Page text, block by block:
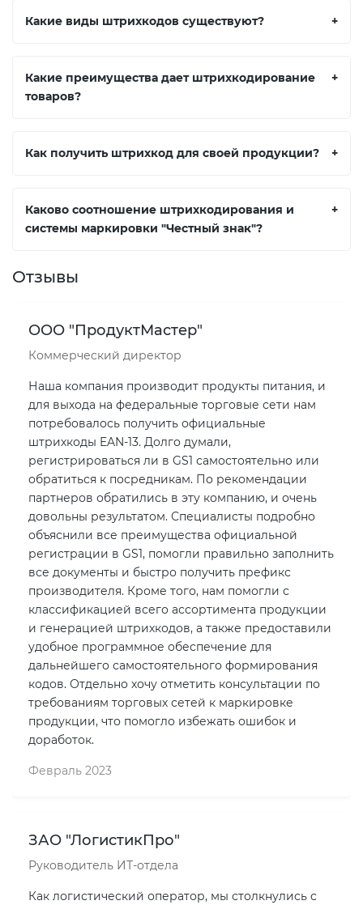
Какие виды штрихкодов существуют? +
Какие преимущества дает штрихкодирование
товаров?
+
Как получить штрихкод для своей продукции? +
Каково соотношение штрихкодирования и
системы маркировки "Честный знак"?
+
Отзывы
ООО "ПродуктМастер"
Коммерческий директор
Наша компания производит продукты питания, и
для выхода на федеральные торговые сети нам
потребовалось получить официальные
штрихкоды EAN-13. Долго думали,
регистрироваться ли в GS1 самостоятельно или
обратиться к посредникам. По рекомендации
партнеров обратились в эту компанию, и очень
довольны результатом. Специалисты подробно
объяснили все преимущества официальной
регистрации в GS1, помогли правильно заполнить
все документы и быстро получить префикс
производителя. Кроме того, нам помогли с
классификацией всего ассортимента продукции
и генерацией штрихкодов, а также предоставили
удобное программное обеспечение для
дальнейшего самостоятельного формирования
кодов. Отдельно хочу отметить консультации по
требованиям торговых сетей к маркировке
продукции, что помогло избежать ошибок и
доработок.
Февраль 2023
ЗАО "ЛогистикПро"
Руководитель ИТ-отдела
Как логистический оператор, мы столкнулись с